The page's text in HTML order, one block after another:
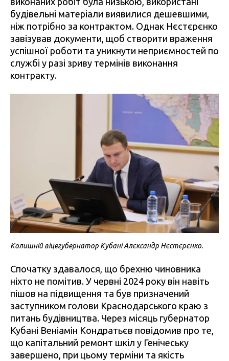
будівельні матеріали виявилися дешевшими,
ніж потрібно за контрактом. Однак Нєстєрєнко
завізував документи, щоб створити враження
успішної роботи та уникнути неприємностей по
службі у разі зриву термінів виконання
контракту.
Колишній віцегубернатор Кубані Алєксандр Нєстєрєнко.
Спочатку здавалося, що брехню чиновника
ніхто не помітив. У червні 2024 року він навіть
пішов на підвищення та був призначений
заступником голови Краснодарського краю з
питань будівництва. Через місяць губернатор
Кубані Веніамін Кондратьєв повідомив про те,
що капітальний ремонт шкіл у Генічеську
завершено, при цьому терміни та якість